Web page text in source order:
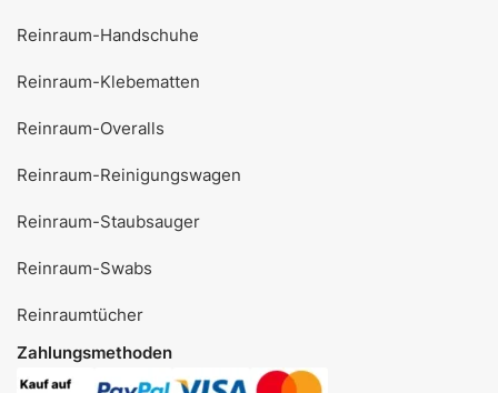
Reinraum-Handschuhe
Reinraum-Klebematten
Reinraum-Overalls
Reinraum-Reinigungswagen
Reinraum-Staubsauger
Reinraum-Swabs
Reinraumtücher
Zahlungsmethoden